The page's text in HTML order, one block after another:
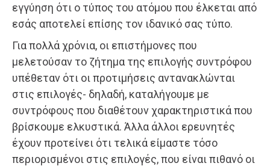
εγγύηση ότι ο τύπος του ατόμου που έλκεται από
εσάς αποτελεί επίσης τον ιδανικό σας τύπο.
Για πολλά χρόνια, οι επιστήμονες που
μελετούσαν το ζήτημα της επιλογής συντρόφου
υπέθεταν ότι οι προτιμήσεις αντανακλώνται
στις επιλογές- δηλαδή, καταλήγουμε με
συντρόφους που διαθέτουν χαρακτηριστικά που
βρίσκουμε ελκυστικά. Άλλα άλλοι ερευνητές
έχουν προτείνει ότι τελικά είμαστε τόσο
περιορισμένοι στις επιλογές, που είναι πιθανό οι